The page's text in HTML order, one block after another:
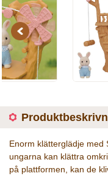
Previous
Enorm klätterglädje med
ungarna kan klättra
på plattformen, kan de